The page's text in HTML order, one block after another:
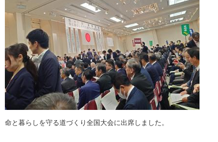
命と暮らしを守る道づくり全国大会に出席しました。